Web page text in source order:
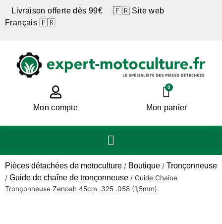
Livraison offerte dès 99€ 🇫🇷 Site web
Français 🇫🇷
Mon compte
0
Mon panier
Pièces détachées de motoculture / Boutique / Tronçonneuse
/ Guide de chaîne de tronçonneuse / Guide Chaine
Tronçonneuse Zenoah 45cm .325 .058 (1,5mm).